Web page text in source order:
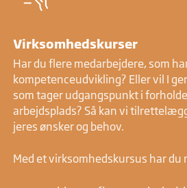
Virksomhedskurser
Har du flere medarbejdere, som
kompetenceudvikling? Eller vil I
som tager udgangspunkt i
arbejdsplads? Så kan vi
jeres ønsker og behov.
Med et virksomhedskursus har du